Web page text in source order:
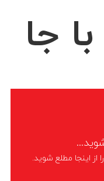
جا
رواج پیدا کرده است. این
درمانی و نگه دارندگی
از اینجا مطلع شوید.